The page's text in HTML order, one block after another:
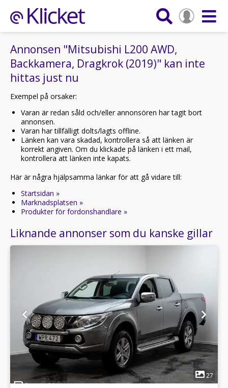
Annonsen "Mitsubishi L200 AWD,
Backkamera, Dragkrok (2019)" kan inte
hittas just nu
Exempel på orsaker:
Varan är redan såld och/eller annonsören har tagit bort
annonsen.
Varan har tillfälligt dolts/lagts offline.
Länken kan vara skadad, kontrollera så att länken är
korrekt angiven. Om du klickade på länken i ett mail,
kontrollera att länken inte kapats.
Här är några hjälpsamma länkar för att gå vidare till:
Startsidan »
Marknadsplatsen »
Produkter för fordonshandlare »
Liknande annonser som du kanske gillar
27